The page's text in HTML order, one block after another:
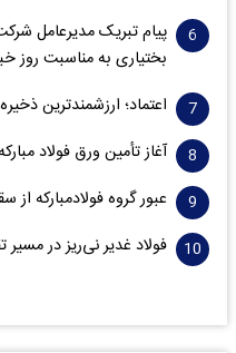
پیام تبریک مدیرعامل
بختیاری به مناسبت روز
اعتماد؛ ارزشمندترین
آغاز تأمین ورق فولاد
عبور گروه فولادمبارکه از
فولاد غدیر نی‌ریز در